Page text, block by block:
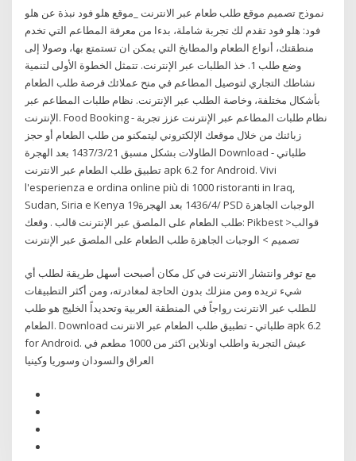
نموذج تصميم موقع طلب طعام عبر الانترنت _موقع هلو فود نبذة عن هلو
فود: هلو فود تقدم لك تجربة شاملة، بدءا من معرفة المطاعم التي تخدم
منطقتك، أنواع الطعام والمطابخ التي يمكن ان تستمتع بها، وصولا إلى
وضع طلب 1. خذ الطلبات عبر الإنترنت. تتمثل الخطوة الأولى لتنمية
نشاطك التجاري لتوصيل المطاعم في منح عملائك فرصة طلب الطعام
بأشكال مختلفة، وخاصة الطلب عبر الإنترنت. نظام طلبات المطاعم عبر
الإنترنت. Food Booking - نظام طلبات المطاعم عبر الإنترنت عزز تجربة
زبائنك من خلال موقعك الإلكتروني ليتمكنو من طلب الطعام أو حجز
الطاولات بشكل مسبق 21‏‏/3‏‏/1437 بعد الهجرة Download طلباتي -
تطبيق طلب الطعام عبر الانترنت apk 6.2 for Android. Vivi
l'esperienza e ordina online più di 1000 ristoranti in Iraq,
Sudan, Siria e Kenya 19‏‏/4‏‏/1436 بعد الهجرة PSD الوجبات الجاهزة
طلب الطعام على الملصق عبر الإنترنت قالب . وقعك: Pikbest >قوالب
تصميم > الوجبات الجاهزة طلب الطعام على الملصق عبر الإنترنت
مع توفر وانتشار الانترنت في كل مكان أصبحت أسهل طريقة لطلب أي
شيء تريده ومن منزلك بدون الحاجة لمغادرته، ومن أكثر التطبيقات
للطلب عبر الانترنت رواجاً في المنطقة العربية وتحديداً الخليج هو طلب
الطعام. Download طلباتي - تطبيق طلب الطعام عبر الانترنت apk 6.2
for Android. عيش التجربة واطلب اونلاين اكثر من 1000 مطعم في
العراق والسودان وسوريا وكينيا